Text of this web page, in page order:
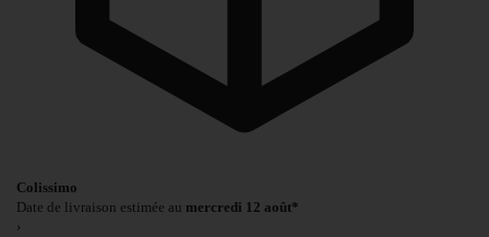
Colissimo
Date de livraison estimée au mercredi 12 août*
›